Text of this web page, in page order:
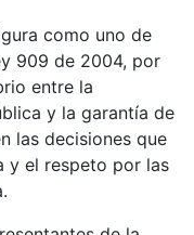
como uno de
909 de 2004, por
entre la
y la garantía de
las decisiones que
y el respeto por las